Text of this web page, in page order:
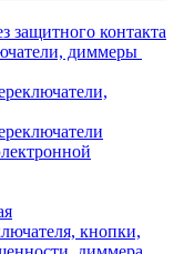
защитного контакта
диммеры
кнопки,